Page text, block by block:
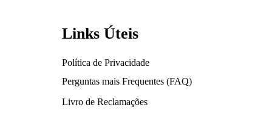
Links Úteis
Política de Privacidade
Perguntas mais Frequentes (FAQ)
Livro de Reclamações